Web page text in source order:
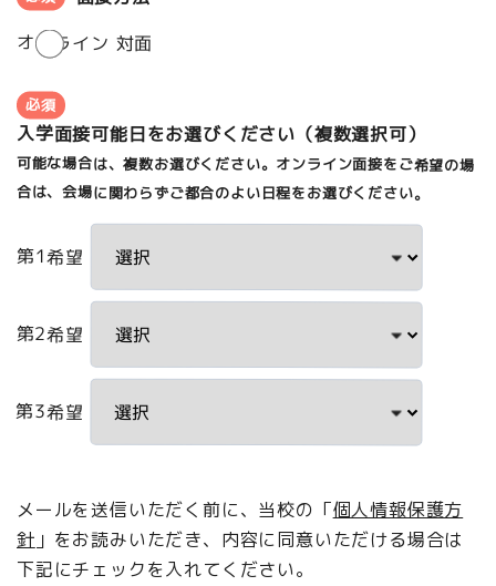
オンライン 対面
必須
入学面接可能日をお選びください（複数選択可）
可能な場合は、複数お選びください。オンライン面接をご希望の場
合は、会場に関わらずご都合のよい日程をお選びください。
第1希望
第2希望
第3希望
メールを送信いただく前に、当校の「個人情報保護方
針 」をお読みいただき、内容に同意いただける場合は
下記にチェックを入れてください。